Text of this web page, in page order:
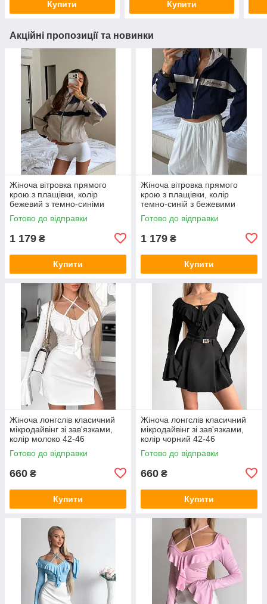
Купити Купити
Акційні пропозиції та новинки
Жіноча вітровка прямого
крою з плащівки, колір
бежевий з темно-синіми
вставками 42-46
Готово до відправки
1 179 ₴
Купити
Жіноча вітровка прямого
крою з плащівки, колір
темно-синій з бежевими
вставками 42-46
Готово до відправки
1 179 ₴
Купити
Жіноча лонгслів класичний
мікродайвінг зі зав'язками,
колір молоко 42-46
Готово до відправки
660 ₴
Купити
Жіноча лонгслів класичний
мікродайвінг зі зав'язками,
колір чорний 42-46
Готово до відправки
660 ₴
Купити